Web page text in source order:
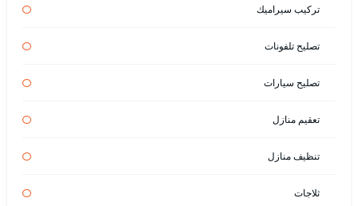
تركيب سيراميك
تصليح تلفونات
تصليح سيارات
تعقيم منازل
تنظيف منازل
ثلاجات